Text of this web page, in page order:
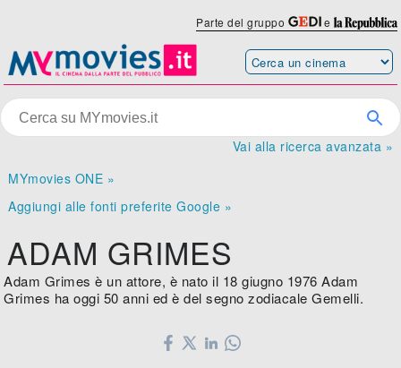
Parte del gruppo e
Vai alla ricerca avanzata »
MYmovies ONE »
Aggiungi alle fonti preferite Google »
ADAM GRIMES
Adam Grimes è un attore, è nato il 18 giugno 1976 Adam
Grimes ha oggi 50 anni ed è del segno zodiacale Gemelli.